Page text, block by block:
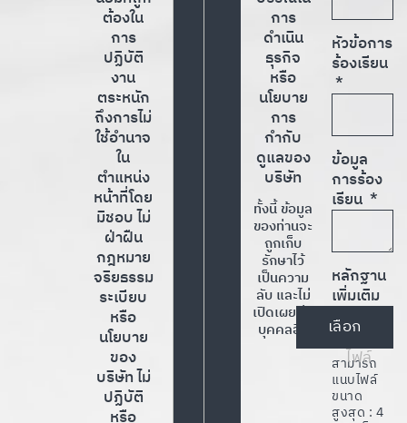
ต้องใน
การ
ปฏิบัติ
งาน
ตระหนัก
ถึงการไม่
ใช้อำนาจ
ใน
ตำแหน่ง
หน้าที่โดย
มิชอบ ไม่
ฝ่าฝืน
กฎหมาย
จริยธรรม
ระเบียบ
หรือ
นโยบาย
ของ
บริษัท ไม่
ปฏิบัติ
หรือ
การ
ดำเนิน
ธุรกิจ
หรือ
นโยบาย
การ
กำกับ
ดูแลของ
บริษัท
ทั้งนี้ ข้อมูล
ของท่านจะ
ถูกเก็บ
รักษาไว้
เป็นความ
ลับ และไม่
เปิดเผยต่อ
บุคคลอื่น
หัวข้อการ
ร้องเรียน
ข้อมูล
การร้อง
เรียน
หลักฐาน
เพิ่มเติม
สามารถ
แนบไฟล์
ขนาด
สูงสุด : 4